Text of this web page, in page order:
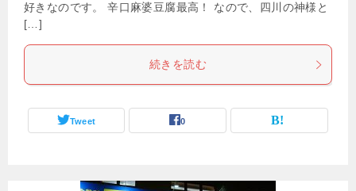
好きなのです。 辛口麻婆豆腐最高！ なので、四川の神様と
[…]
続きを読む
Tweet 0